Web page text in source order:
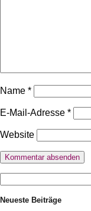
Name *
E-Mail-Adresse *
Website
nach:
Neueste Beiträge